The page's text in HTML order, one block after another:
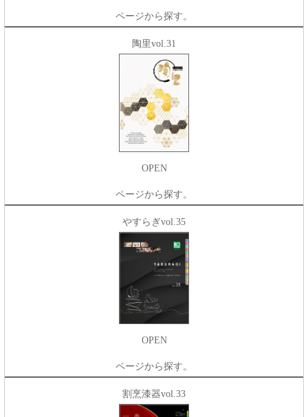
ページから探す。
陶里vol.31
OPEN
ページから探す。
やすらぎvol.35
OPEN
ページから探す。
割烹漆器vol.33